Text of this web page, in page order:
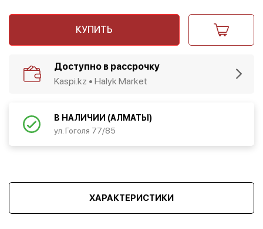
КУПИТЬ
Доступно в рассрочку
Kaspi.kz • Halyk Market
В НАЛИЧИИ (АЛМАТЫ)
ул. Гоголя 77/85
ХАРАКТЕРИСТИКИ